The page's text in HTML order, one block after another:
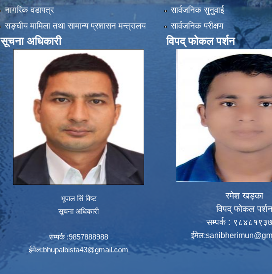
नागरिक वडापत्र
सङ्‍घीय मामिला तथा सामान्य प्रशासन मन्त्रालय
सूचना अधिकारी
भूपाल सिं विष्ट
सूचना अधिकारी
सम्पर्क :9857888988
ईमेल:bhupalbista43@gmail.com
सार्वजनिक सुनुवाई
सार्वजनिक परीक्षण
विपद् फोकल पर्शन
रमेश खड्का
विपद् फोकल पर्शन
सम्पर्क :
ईमेल: